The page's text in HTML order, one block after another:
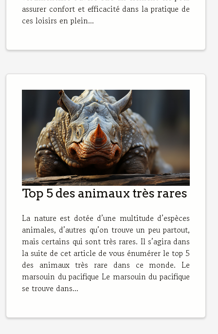
assurer confort et efficacité dans la pratique de
ces loisirs en plein...
Top 5 des animaux très rares
La nature est dotée d’une multitude d’espèces
animales, d’autres qu’on trouve un peu partout,
mais certains qui sont très rares. Il s’agira dans
la suite de cet article de vous énumérer le top 5
des animaux très rare dans ce monde. Le
marsouin du pacifique Le marsouin du pacifique
se trouve dans...